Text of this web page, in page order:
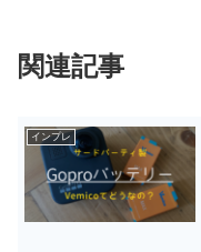
関連記事
インプレ